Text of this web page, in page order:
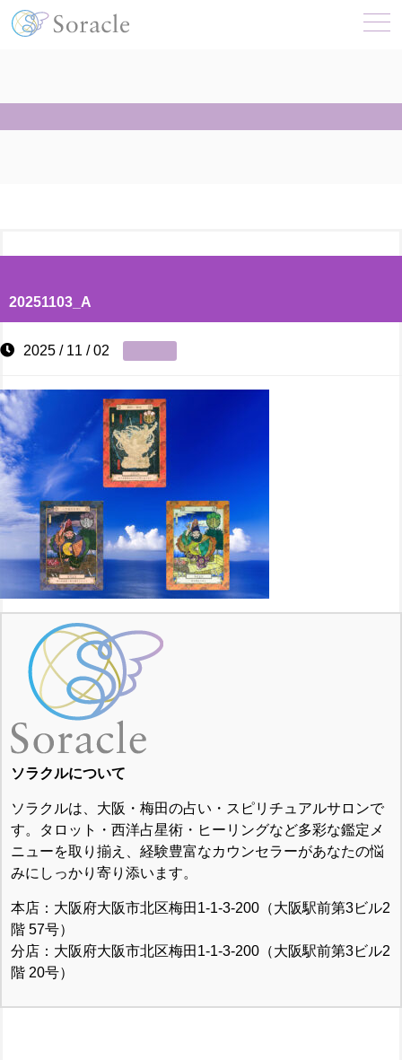
20251103_A
2025 / 11 / 02
ソラクルについて
ソラクルは、大阪・梅田の占い・スピリチュアルサロンで
す。タロット・西洋占星術・ヒーリングなど多彩な鑑定メ
ニューを取り揃え、経験豊富なカウンセラーがあなたの悩
みにしっかり寄り添います。
本店：大阪府大阪市北区梅田1-1-3-200（大阪駅前第3ビル2
階 57号）
分店：大阪府大阪市北区梅田1-1-3-200（大阪駅前第3ビル2
階 20号）